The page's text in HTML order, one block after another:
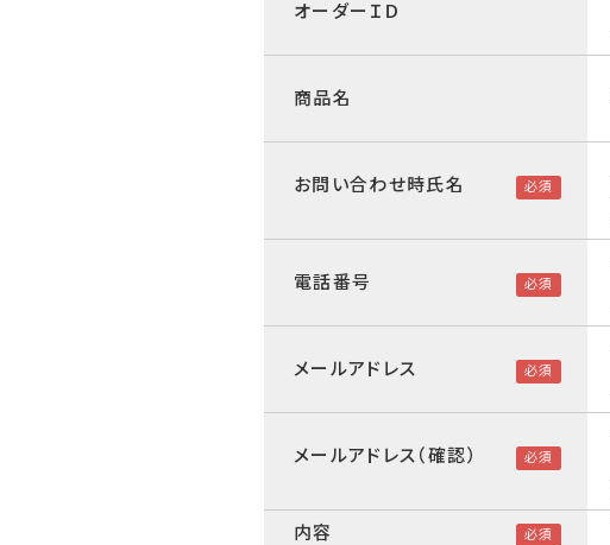
オーダーＩＤ
商品名
お問い合わせ時氏名
電話番号
メールアドレス
メールアドレス（確認）
内容